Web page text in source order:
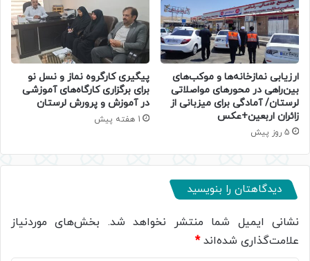
ارزیابی نمازخانه‌ها و موکب‌های
بین‌راهی در محورهای مواصلاتی
لرستان/ آمادگی برای میزبانی از
زائران اربعین+عکس
5 روز پیش
پیگیری کارگروه نماز و نسل نو
برای برگزاری کارگاه‌های آموزشی
در آموزش و پرورش لرستان
1 هفته پیش
دیدگاهتان را بنویسید
نشانی ایمیل شما منتشر نخواهد شد. بخش‌های موردنیاز
علامت‌گذاری شده‌اند*